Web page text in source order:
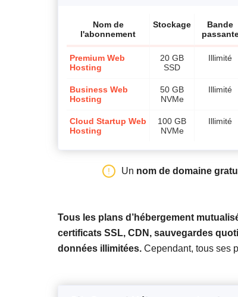
Nom de
l'abonnement
Stockage
Bande
Premium Web
Hosting
20 GB
SSD
Illimité
Business Web
Hosting
50 GB
NVMe
Illimité
Cloud Startup Web
Hosting
100 GB
NVMe
Illimité
Un nom de domaine
Tous les plans d’hébergement
certificats SSL, CDN, sauvegardes
données illimitées. Cependant, tous ses